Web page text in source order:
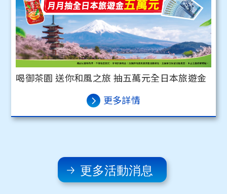
喝御茶園 送你和風之旅 抽五萬元全日本旅遊金
更多詳情